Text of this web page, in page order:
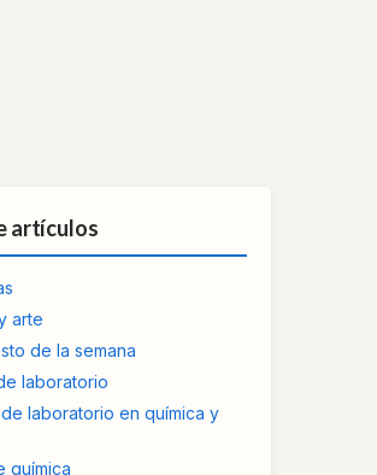
artículos
arte
de la semana
laboratorio
laboratorio en química y
química